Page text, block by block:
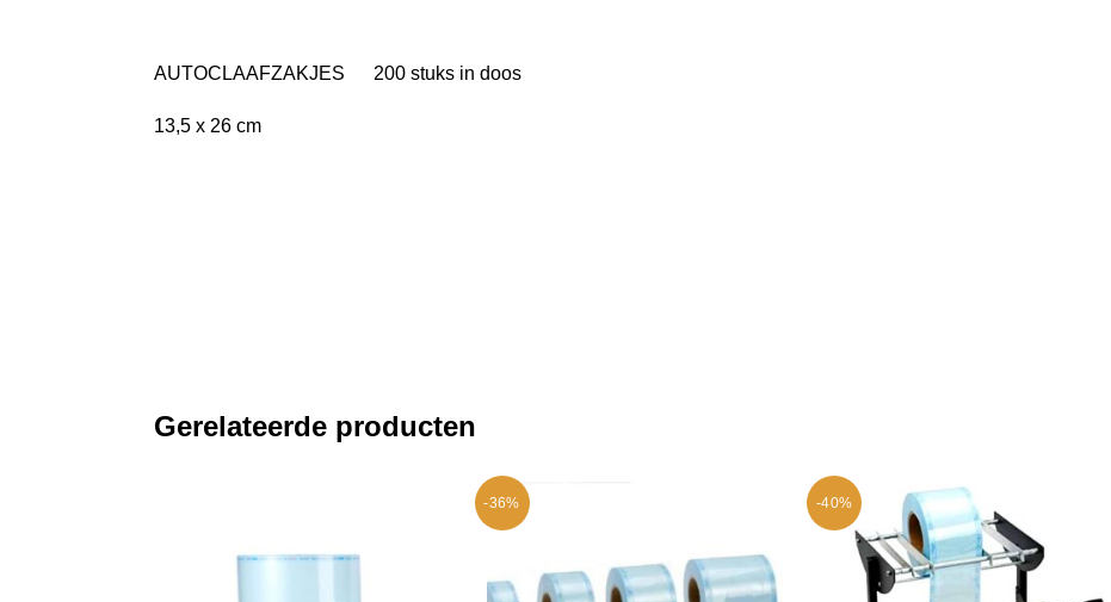
AUTOCLAAFZAKJES 200 stuks in doos
13,5 x 26 cm
Gerelateerde producten
-36% -40%